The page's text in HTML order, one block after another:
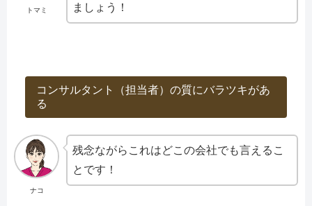
トマミ
ましょう！
コンサルタント（担当者）の質にバラツキがあ
る
ナコ
残念ながらこれはどこの会社でも言えるこ
とです！